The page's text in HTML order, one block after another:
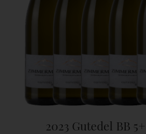
2023 Gutedel BB